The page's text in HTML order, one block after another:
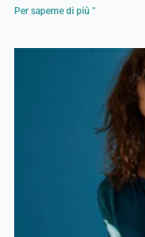
Per saperne di più "